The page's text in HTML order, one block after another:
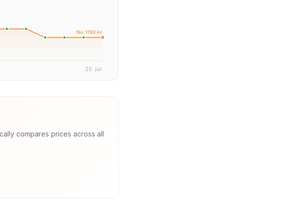
25. jul.
Nu: 1192 kr.
compares prices across all